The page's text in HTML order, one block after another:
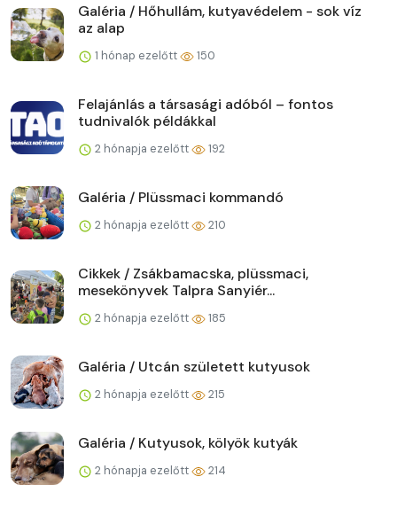
Galéria / Hőhullám, kutyavédelem - sok víz
az alap
1 hónap ezelőtt 150
Felajánlás a társasági adóból – fontos
tudnivalók példákkal
2 hónapja ezelőtt 192
Galéria / Plüssmaci kommandó
2 hónapja ezelőtt 210
Cikkek / Zsákbamacska, plüssmaci,
mesekönyvek Talpra Sanyiér...
2 hónapja ezelőtt 185
Galéria / Utcán született kutyusok
2 hónapja ezelőtt 215
Galéria / Kutyusok, kölyök kutyák
2 hónapja ezelőtt 214